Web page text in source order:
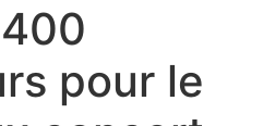
pour le